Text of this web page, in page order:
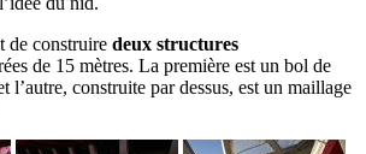
de construire deux structures
de 15 mètres. La première est un bol de
l’autre, construite par dessus, est un maillage